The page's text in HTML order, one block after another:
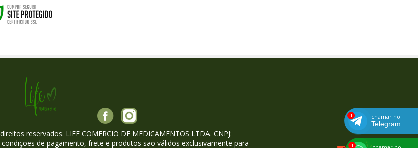
chamar no
Telegram
reservados. LIFE COMERCIO DE MEDICAMENTOS LTDA. CNPJ:
de pagamento, frete e produtos são válidos exclusivamente para